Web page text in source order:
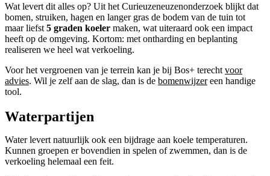
Wat levert dit alles op? Uit het Curieuzeneuzenonderzoek blijkt dat
bomen, struiken, hagen en langer gras de bodem van de tuin tot
maar liefst 5 graden koeler maken, wat uiteraard ook een impact
heeft op de omgeving. Kortom: met ontharding en beplanting
realiseren we heel wat verkoeling.
Voor het vergroenen van je terrein kan je bij Bos+ terecht voor
advies. Wil je zelf aan de slag, dan is de bomenwijzereen handige
tool.
Waterpartijen
Water levert natuurlijk ook een bijdrage aan koele temperaturen.
Kunnen groepen er bovendien in spelen of zwemmen, dan is de
verkoeling helemaal een feit.